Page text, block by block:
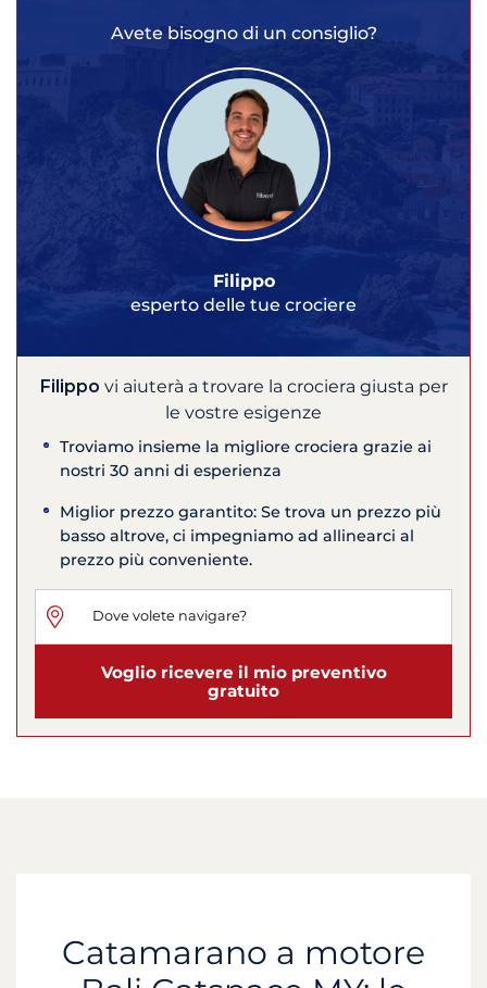
Avete bisogno di un consiglio?
Filippo
esperto delle tue crociere
Filippo vi aiuterà a trovare la crociera giusta per
le vostre esigenze
Troviamo insieme la migliore crociera grazie ai
nostri 30 anni di esperienza
Miglior prezzo garantito: Se trova un prezzo più
basso altrove, ci impegniamo ad allinearci al
prezzo più conveniente.
Voglio ricevere il mio preventivo
gratuito
Catamarano a motore